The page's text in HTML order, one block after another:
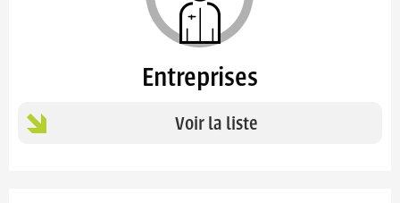
Entreprises
Voir la liste